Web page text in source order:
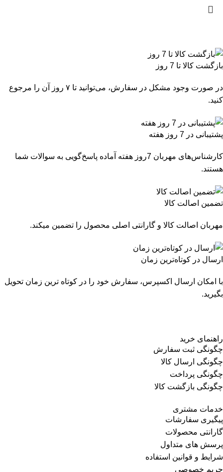
بازگشت کالا تا 7 روز
در صورت وجود مشکل در سفارش، می‌توانید تا ۷ روز آن را مرجوع
کنید.
پشتیبانی در 7 روز هفته
کارشناس‌های مهربان 7روز هفته آماده پاسخ‌گویی به سوالات شما
هستند.
تضمین اصالت کالا
مهربان اصالت کالا و گارانتی اصلی محصول را تضمین میکند.
ارسال در کوتاه‌ترین زمان
با امکان ارسال اکسپرس، سفارش خود را در کوتاه ترین زمان تحویل
بگیرید.
راهنمای خرید
چگونگی ثبت سفارش
چگونگی ارسال کالا
چگونگی پرداخت
چگونگی بازگشت کالا
خدمات مشتری
پیگیری سفارشات
گارانتی محصولات
پرسش های متداول
شرایط و قوانین استفاده
حریم خصوصی